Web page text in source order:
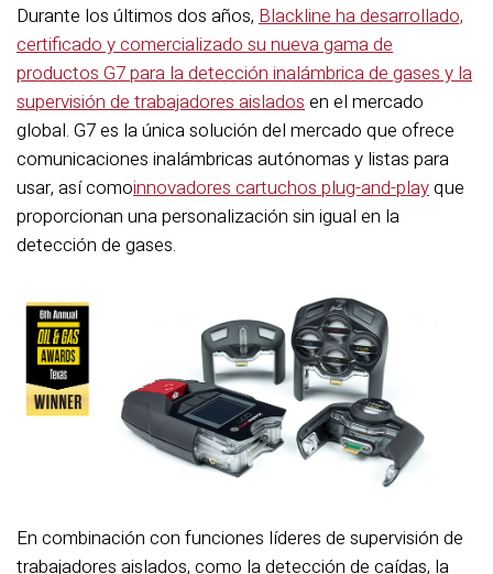
Durante los últimos dos años, Blackline ha desarrollado,
certificado y comercializado su nueva gama de
productos G7 para la detección inalámbrica de gases y la
supervisión de trabajadores aislados en el mercado
global. G7 es la única solución del mercado que ofrece
comunicaciones inalámbricas autónomas y listas para
usar, así comoinnovadores cartuchos plug-and-playque
proporcionan una personalización sin igual en la
detección de gases.
En combinación con funciones líderes de supervisión de
trabajadores aislados, como la detección de caídas, la